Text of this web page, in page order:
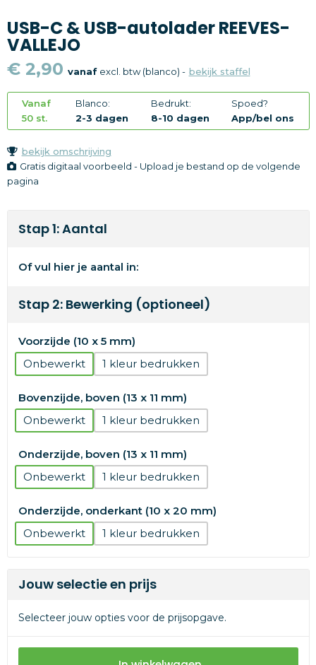
Textiel
Merken
USB-C & USB-autolader REEVES-
VALLEJO
€ 2,90 vanafexcl. btw (blanco) - bekijk staffel
Vanaf
50 st.
Blanco:
2-3 dagen
Bedrukt:
8-10 dagen
Spoed?
App/bel ons
bekijk omschrijving
Gratis digitaal voorbeeld - Upload je bestand op de volgende
pagina
Stap 1: Aantal
Of vul hier je aantal in:
Stap 2: Bewerking (optioneel)
Voorzijde (10 x 5 mm)
Onbewerkt
1
Bovenzijde, boven (13 x 11 mm)
Onbewerkt
1
Onderzijde, boven (13 x 11 mm)
Onbewerkt
1
Onderzijde, onderkant (10 x 20 mm)
Onbewerkt
1
Jouw selectie en prijs
Selecteer jouw opties voor de prijsopgave.